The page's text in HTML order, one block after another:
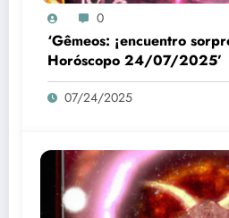
0
‘Gêmeos: ¡encuentro
Horóscopo 24/07/2025’
07/24/2025